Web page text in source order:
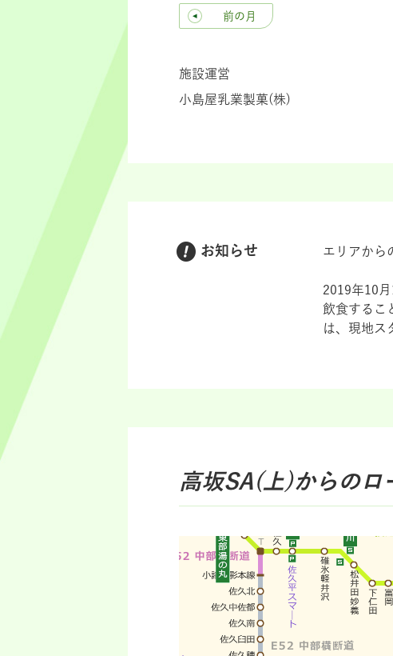
前の月
施設運営
小島屋乳業製菓(株)
お知らせ エリアから
2019年10
飲食するこ
は、現地ス
高坂SA(上)からのロ